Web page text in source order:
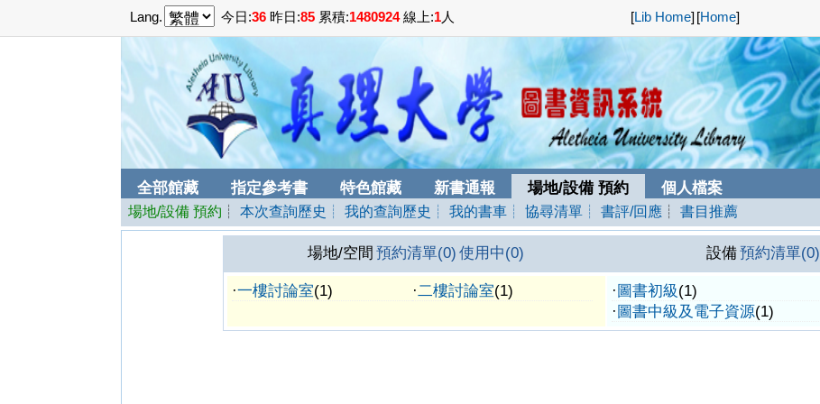
Lang. 今日:36 昨日:85 累積:1480924線上:1人 [Lib Home] [Home]
全部館藏 指定參考書 特色館藏 新書通報 場地/設備 預約 個人檔案
場地/設備 預約 ┊本次查詢歷史 ┊ 我的查詢歷史 ┊ 我的書車 ┊ 協尋清單 ┊ 書評/回應 ┊書目推薦
場地/空間 預約清單(0) 使用中(0) 設備預約清單(0)
·一樓討論室(1) ·二樓討論室(1) · 圖書初級(1)
· 圖書中級及電子資源(1)